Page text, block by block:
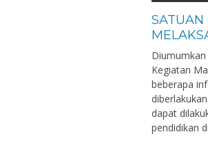
SATUAN
Kegiatan
beberapa
dapat
pendidikan